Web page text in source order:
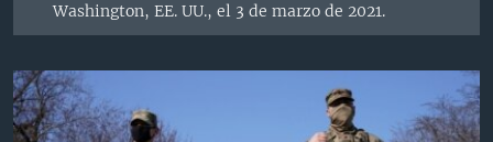
Washington, EE. UU., el 3 de marzo de 2021.